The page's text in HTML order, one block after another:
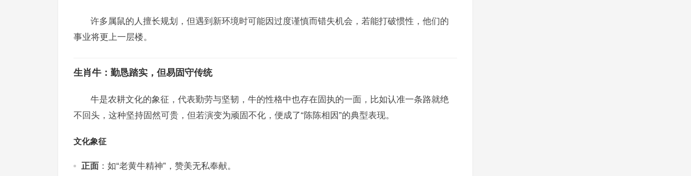
许多属鼠的人擅长规划，但遇到新环境时可能因过度谨慎而错失机会，若能打破惯性，他们的
事业将更上一层楼。
生肖牛：勤恳踏实，但易固守传统
牛是农耕文化的象征，代表勤劳与坚韧，牛的性格中也存在固执的一面，比如认准一条路就绝
不回头，这种坚持固然可贵，但若演变为顽固不化，便成了“陈陈相因”的典型表现。
文化象征
正面 ：如“老黄牛精神”，赞美无私奉献。